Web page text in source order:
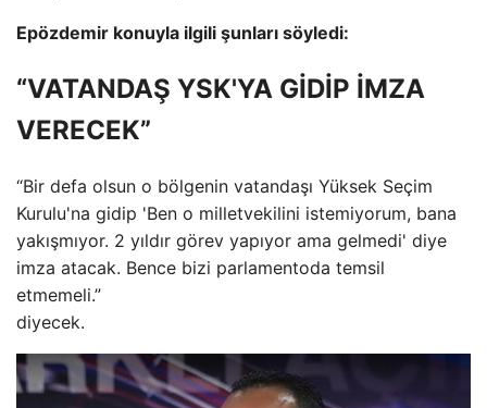
Epözdemir konuyla ilgili şunları söyledi:
“VATANDAŞ YSK'YA GİDİP İMZA
VERECEK”
“Bir defa olsun o bölgenin vatandaşı Yüksek Seçim
Kurulu'na gidip 'Ben o milletvekilini istemiyorum, bana
yakışmıyor. 2 yıldır görev yapıyor ama gelmedi' diye
imza atacak. Bence bizi parlamentoda temsil
etmemeli.”
diyecek.